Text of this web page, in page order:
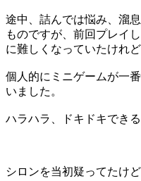
途中、詰んでは悩み、溜
ものですが、前回プレイ
に難しくなっていたけれ
個人的にミニゲームが一
いました。
ハラハラ、ドキドキでき
シロンを当初疑ってたけ